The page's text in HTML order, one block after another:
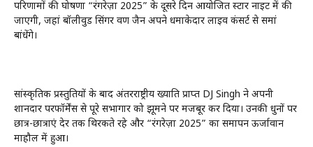
परिणामों की घोषणा “रंगरेज़ा 2025” के दूसरे दिन आयोजित स्टार नाइट में की
जाएगी, जहां बॉलीवुड सिंगर वरुण जैन अपने धमाकेदार लाइव कंसर्ट से समां
बांधेंगे।
सांस्कृतिक प्रस्तुतियों के बाद अंतरराष्ट्रीय ख्याति प्राप्त DJ Singh ने अपनी
शानदार परफॉर्मेंस से पूरे सभागार को झूमने पर मजबूर कर दिया। उनकी धुनों पर
छात्र-छात्राएं देर तक थिरकते रहे और “रंगरेज़ा 2025” का समापन ऊर्जावान
माहौल में हुआ।